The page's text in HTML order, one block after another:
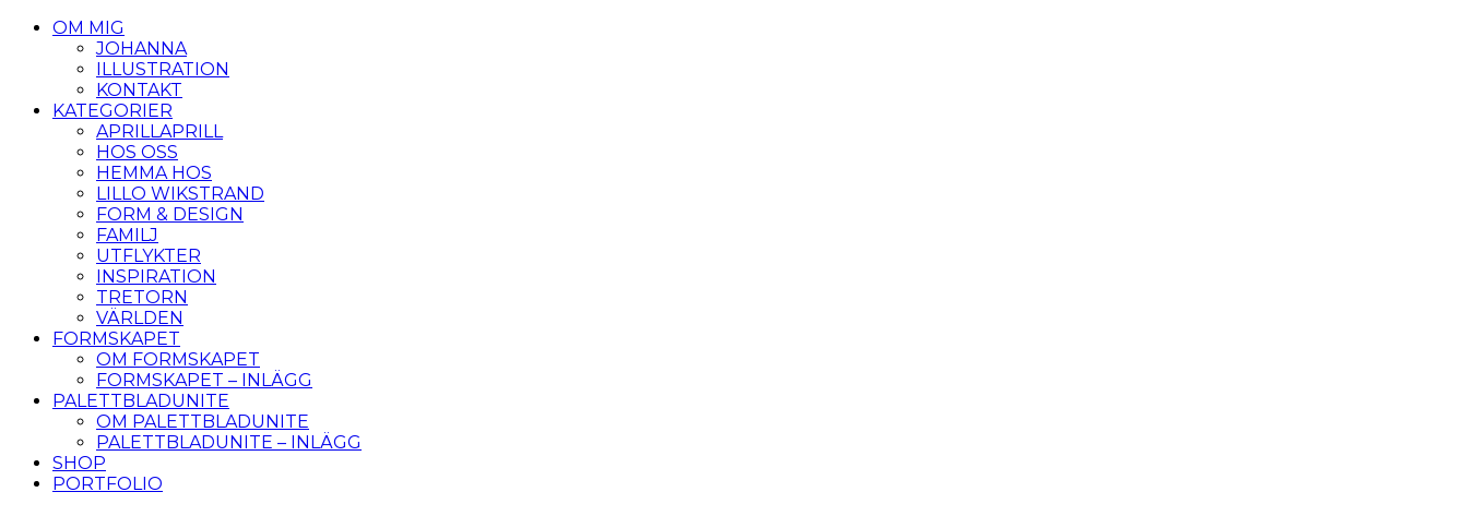
OM MIG
JOHANNA
ILLUSTRATION
KONTAKT
KATEGORIER
APRILLAPRILL
HOS OSS
HEMMA HOS
LILLO WIKSTRAND
FORM & DESIGN
FAMILJ
UTFLYKTER
INSPIRATION
TRETORN
VÄRLDEN
FORMSKAPET
OM FORMSKAPET
FORMSKAPET – INLÄGG
PALETTBLADUNITE
OM PALETTBLADUNITE
PALETTBLADUNITE – INLÄGG
SHOP
PORTFOLIO